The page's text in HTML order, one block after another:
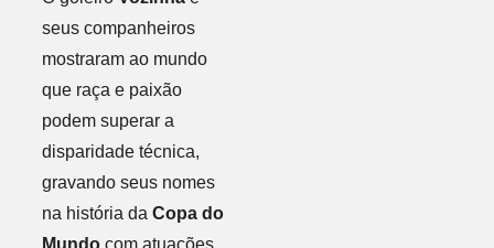
seus companheiros
mostraram ao mundo
que raça e paixão
podem superar a
disparidade técnica,
gravando seus nomes
na história da Copa do
Mundocom atuações